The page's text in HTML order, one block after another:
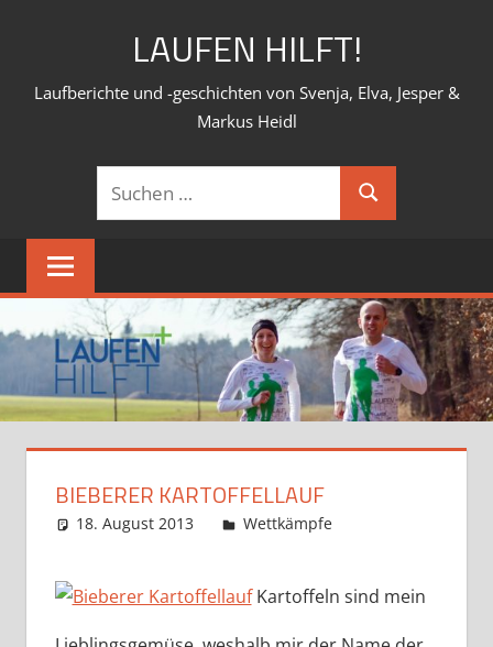
LAUFEN HILFT!
Laufberichte und -geschichten von Svenja, Elva, Jesper &
Markus Heidl
Suchen
nach:
Suchen
BIEBERER KARTOFFELLAUF
18. August 2013 Markus
Wettkämpfe
Kartoffeln sind mein